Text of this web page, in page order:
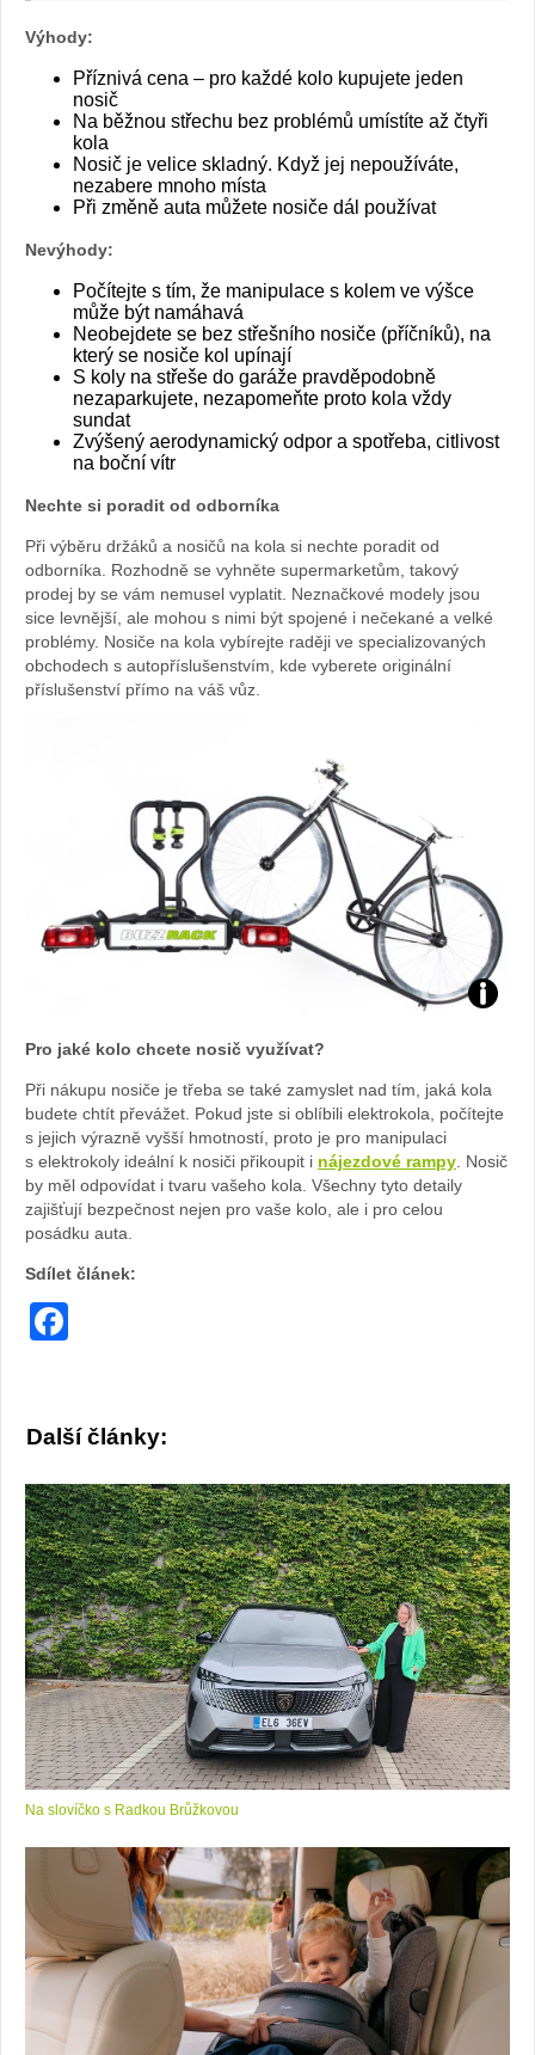
Výhody:
Příznivá cena – pro každé kolo kupujete jeden
nosič
Na běžnou střechu bez problémů umístíte až čtyři
kola
Nosič je velice skladný. Když jej nepoužíváte,
nezabere mnoho místa
Při změně auta můžete nosiče dál používat
Nevýhody:
Počítejte s tím, že manipulace s kolem ve výšce
může být namáhavá
Neobejdete se bez střešního nosiče (příčníků), na
který se nosiče kol upínají
S koly na střeše do garáže pravděpodobně
nezaparkujete, nezapomeňte proto kola vždy
sundat
Zvýšený aerodynamický odpor a spotřeba, citlivost
na boční vítr
Nechte si poradit od odborníka
Při výběru držáků a nosičů na kola si nechte poradit od
odborníka. Rozhodně se vyhněte supermarketům, takový
prodej by se vám nemusel vyplatit. Neznačkové modely jsou
sice levnější, ale mohou s nimi být spojené i nečekané a velké
problémy. Nosiče na kola vybírejte raději ve specializovaných
obchodech s autopříslušenstvím, kde vyberete originální
příslušenství přímo na váš vůz.
Foto:
webu
Pro jaké kolo chcete nosič využívat?
Při nákupu nosiče je třeba se také zamyslet nad tím, jaká kola
budete chtít převážet. Pokud jste si oblíbili elektrokola, počítejte
s jejich výrazně vyšší hmotností, proto je pro manipulaci
s elektrokoly ideální k nosiči přikoupit i nájezdové rampy . Nosič
by měl odpovídat i tvaru vašeho kola. Všechny tyto detaily
zajišťují bezpečnost nejen pro vaše kolo, ale i pro celou
posádku auta.
Sdílet článek:
Další články:
Na slovíčko s Radkou Brůžkovou